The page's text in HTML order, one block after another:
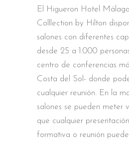
El Higueron Hotel
Colllection by Hilton
salones con diferentes
desde 25 a 1.000
centro de conferencias
Costa del Sol- donde
cualquier reunión. En la
salones se pueden meter
que cualquier
formativa o reunión